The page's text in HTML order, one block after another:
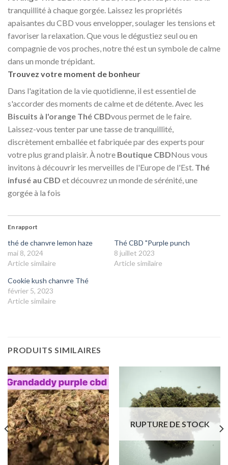
tranquillité à chaque gorgée. Laissez les propriétés
apaisantes du CBD vous envelopper, soulager les tensions et
favoriser la relaxation. Que vous le dégustiez seul ou en
compagnie de vos proches, notre thé est un symbole de calme
dans un monde trépidant.
Trouvez votre moment de bonheur
Dans l'agitation de la vie quotidienne, il est essentiel de
s'accorder des moments de calme et de détente. Avec les
Biscuits à l'orange Thé CBDvous permet de le faire.
Laissez-vous tenter par une tasse de tranquillité,
discrètement emballée et fabriquée par des experts pour
votre plus grand plaisir. À notre Boutique CBDNous vous
invitons à découvrir les merveilles de l'Europe de l'Est. Thé
infusé au CBD et découvrez un monde de sérénité, une
gorgée à la fois
En rapport
thé de chanvre lemon haze
mai 8, 2024
Article similaire
Thé CBD "Purple punch
8 juillet 2023
Article similaire
Cookie kush chanvre Thé
février 5, 2023
Article similaire
PRODUITS SIMILAIRES
RUPTURE DE STOCK